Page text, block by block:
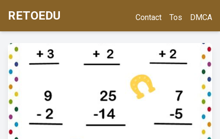
RETOEDU Contact Tos DMCA